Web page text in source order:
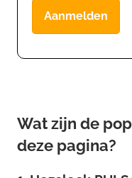
Aanmelden
Wat zijn de
deze pagina?